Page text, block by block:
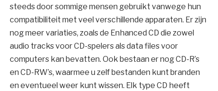
steeds door sommige mensen gebruikt vanwege hun
compatibiliteit met veel verschillende apparaten. Er zijn
nog meer variaties, zoals de Enhanced CD die zowel
audio tracks voor CD-spelers als data files voor
computers kan bevatten. Ook bestaan er nog CD-R’s
en CD-RW’s, waarmee u zelf bestanden kunt branden
en eventueel weer kunt wissen. Elk type CD heeft